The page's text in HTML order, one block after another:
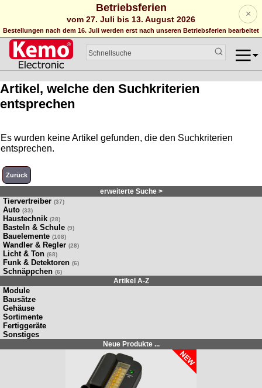
Betriebsferien
vom 27. Juli bis 13. August 2026
Bestellungen nach dem 16. Juli werden erst nach unseren Betriebsferien bearbeitet
×
Artikel, welche den Suchkriterien
entsprechen
Es wurden keine Artikel gefunden, die den Suchkriterien
entsprechen.
Zurück
erweiterte Suche >
Tiervertreiber (37)
Auto (33)
Haustechnik (28)
Basteln & Schule (9)
Bauelemente (108)
Wandler & Regler (28)
Licht & Ton (68)
Funk & Detektoren (6)
Schnäppchen (6)
Artikel A-Z
Module
Bausätze
Gehäuse
Sortimente
Fertiggeräte
Sonstiges
Neue Produkte ...